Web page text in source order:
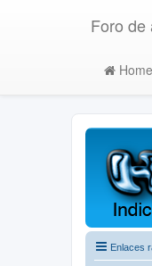
Foro de
Home
Enlaces